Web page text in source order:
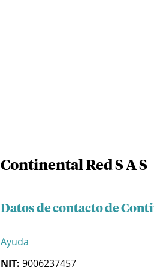
Continental Red S A S
Datos de contacto de
Ayuda
NIT: 9006237457